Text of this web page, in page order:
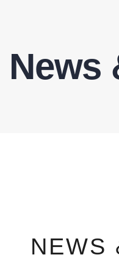
News
NEWS